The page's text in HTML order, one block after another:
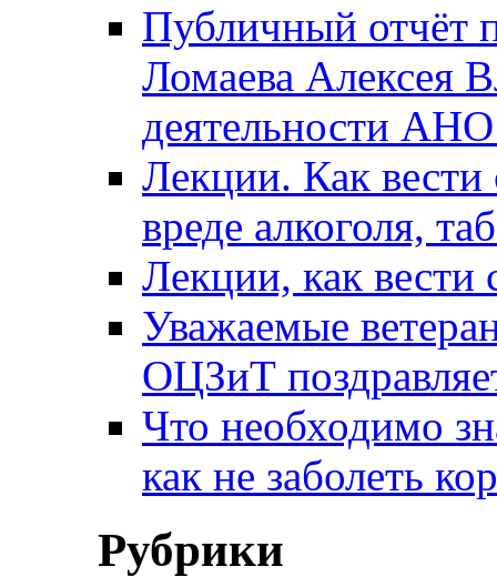
Публичный отчёт
Ломаева Алексея
деятельности
Лекции. Как вести
вреде алкоголя,
Лекции, как вести
Уважаемые
ОЦЗиТ
Что необходимо
как не заболеть
Рубрики